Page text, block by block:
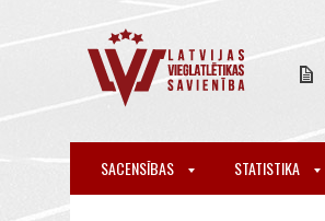
SACENSĪBAS STATISTIKA